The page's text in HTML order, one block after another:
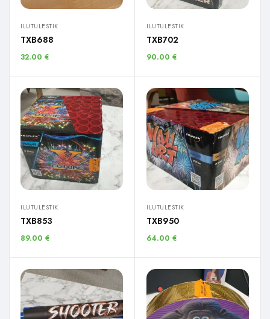
ILUTULESTIK
TXB688
32.00 €
ILUTULESTIK
TXB702
90.00 €
ILUTULESTIK
TXB853
89.00 €
ILUTULESTIK
TXB950
64.00 €